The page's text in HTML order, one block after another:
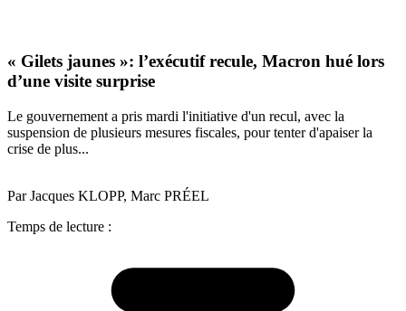
« Gilets jaunes »: l’exécutif recule, Macron hué lors
d’une visite surprise
Le gouvernement a pris mardi l'initiative d'un recul, avec la
suspension de plusieurs mesures fiscales, pour tenter d'apaiser la
crise de plus...
Par Jacques KLOPP, Marc PRÉEL
Temps de lecture :